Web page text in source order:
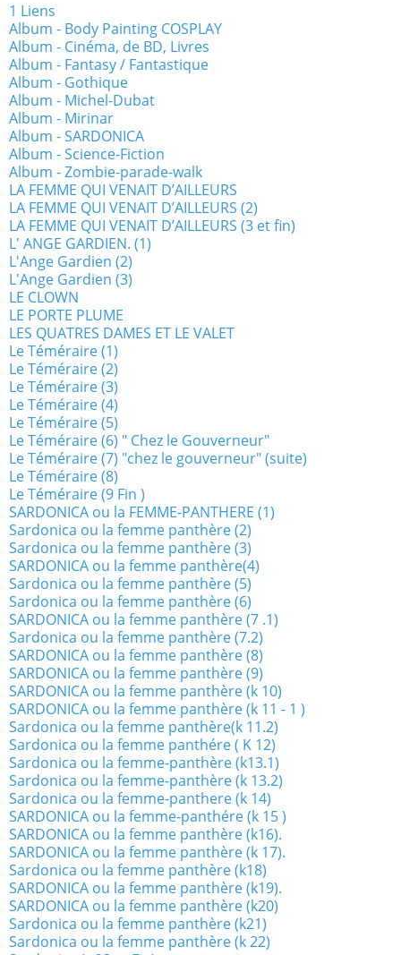
1 Liens
Album - Body Painting COSPLAY
Album - Cinéma, de BD, Livres
Album - Fantasy / Fantastique
Album - Gothique
Album - Michel-Dubat
Album - Mirinar
Album - SARDONICA
Album - Science-Fiction
Album - Zombie-parade-walk
LA FEMME QUI VENAIT D’AILLEURS
LA FEMME QUI VENAIT D’AILLEURS (2)
LA FEMME QUI VENAIT D’AILLEURS (3 et fin)
L' ANGE GARDIEN. (1)
L'Ange Gardien (2)
L'Ange Gardien (3)
LE CLOWN
LE PORTE PLUME
LES QUATRES DAMES ET LE VALET
Le Téméraire (1)
Le Téméraire (2)
Le Téméraire (3)
Le Téméraire (4)
Le Téméraire (5)
Le Téméraire (6) " Chez le Gouverneur"
Le Téméraire (7) "chez le gouverneur" (suite)
Le Téméraire (8)
Le Téméraire (9 Fin )
SARDONICA ou la FEMME-PANTHERE (1)
Sardonica ou la femme panthère (2)
Sardonica ou la femme panthère (3)
SARDONICA ou la femme panthère(4)
Sardonica ou la femme panthère (5)
Sardonica ou la femme panthère (6)
SARDONICA ou la femme panthère (7 .1)
Sardonica ou la femme panthère (7.2)
SARDONICA ou la femme panthère (8)
SARDONICA ou la femme panthère (9)
SARDONICA ou la femme panthère (k 10)
SARDONICA ou la femme panthère (k 11 - 1 )
Sardonica ou la femme panthère(k 11.2)
Sardonica ou la femme panthére ( K 12)
Sardonica ou la femme-panthère (k13.1)
Sardonica ou la femme-panthère (k 13.2)
Sardonica ou la femme-panthere (k 14)
SARDONICA ou la femme-panthére (k 15 )
SARDONICA ou la femme panthère (k16).
SARDONICA ou la femme panthère (k 17).
Sardonica ou la femme panthère (k18)
SARDONICA ou la femme panthère (k19).
SARDONICA ou la femme panthère (k20)
Sardonica ou la femme panthère (k21)
Sardonica ou la femme panthère (k 22)